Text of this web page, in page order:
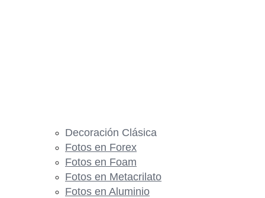
Decoración Clásica
Fotos en Forex
Fotos en Foam
Fotos en Metacrilato
Fotos en Aluminio